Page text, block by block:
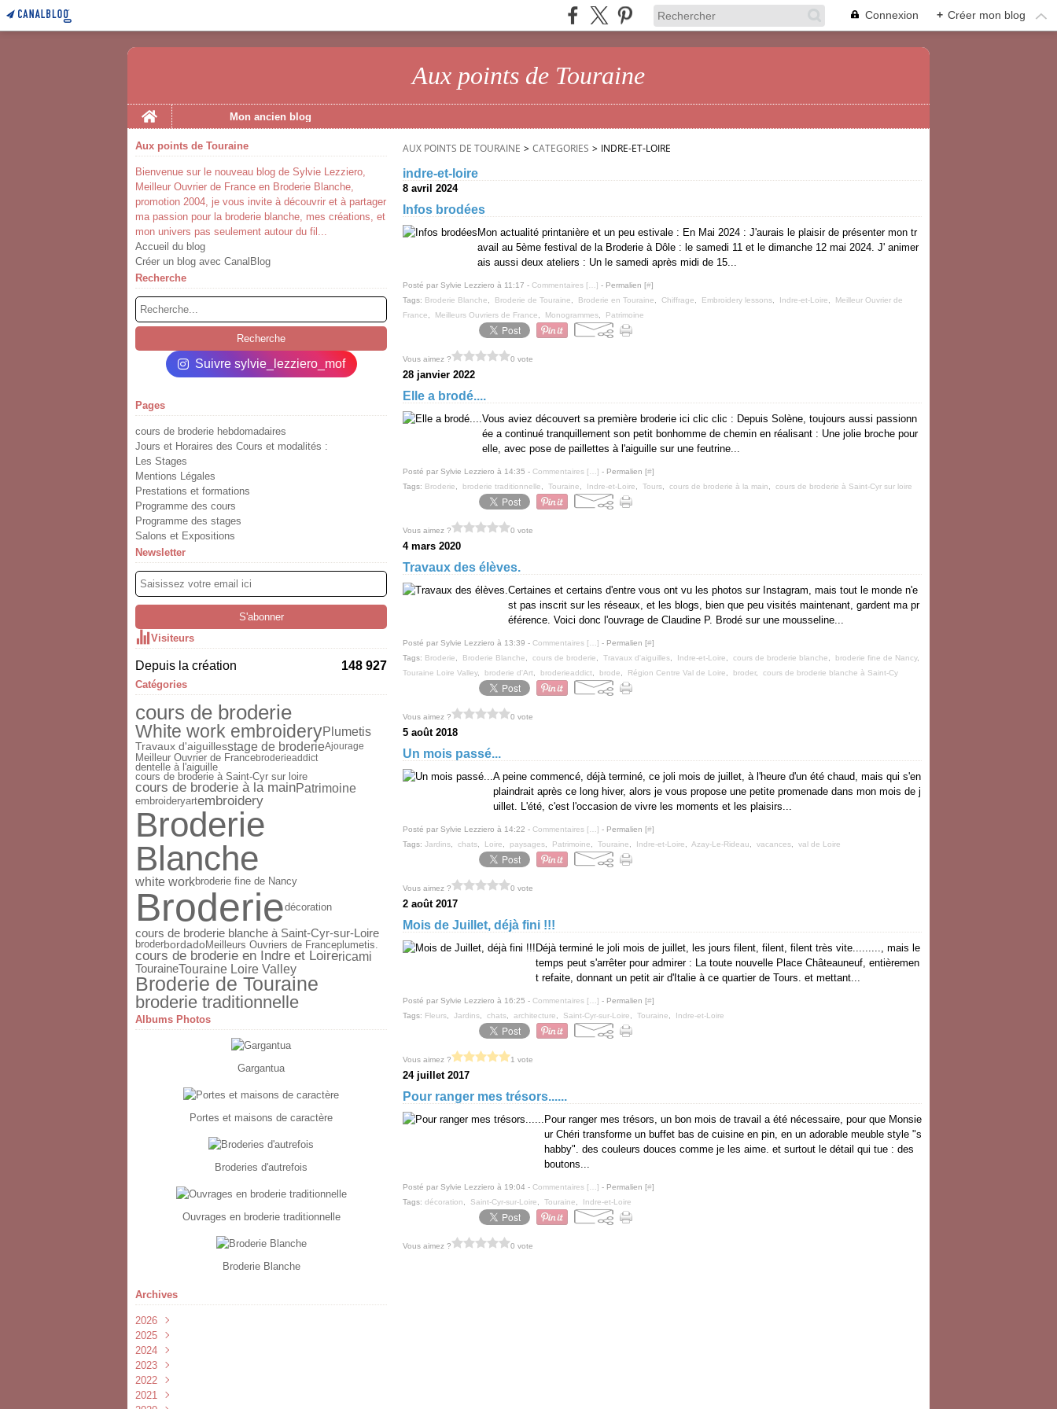
Connexion + Créer mon blog
Aux points de Touraine
Home
Mon ancien blog
Aux points de Touraine
Bienvenue sur le nouveau blog de Sylvie Lezziero,
Meilleur Ouvrier de France en Broderie Blanche,
promotion 2004, je vous invite à découvrir et à partager
ma passion pour la broderie blanche, mes créations, et
mon univers pas seulement autour du fil...
Accueil du blog
Créer un blog avec CanalBlog
Recherche
Suivre sylvie_lezziero_mof
Pages
cours de broderie hebdomadaires
Jours et Horaires des Cours et modalités :
Les Stages
Mentions Légales
Prestations et formations
Programme des cours
Programme des stages
Salons et Expositions
Newsletter
Visiteurs
Depuis la création 148 927
Catégories
cours de broderie
White work embroideryPlumetis
Travaux d'aiguillesstage de broderieAjourage
Meilleur Ouvrier de Francebroderieaddict
dentelle à l'aiguille
cours de broderie à Saint-Cyr sur loire
cours de broderie à la mainPatrimoine
embroideryartembroidery
Broderie
Blanche
white workbroderie fine de Nancy
Broderiedécoration
cours de broderie blanche à Saint-Cyr-sur-Loire
broderbordadoMeilleurs Ouvriers de Franceplumetis.
cours de broderie en Indre et Loirericami
TouraineTouraine Loire Valley
Broderie de Touraine
broderie traditionnelle
Albums Photos
Gargantua
Portes et maisons de caractère
Broderies d'autrefois
Ouvrages en broderie traditionnelle
Broderie Blanche
Archives
2026
Février
Janvier
2025
Février
2024
Novembre
Septembre
Avril
2023
Juillet
Juin
2022
Novembre
2021
AUX POINTS DE TOURAINE > CATEGORIES > INDRE-ET-LOIRE
indre-et-loire
8 avril 2024
Infos brodées
Mon actualité printanière et un peu estivale : En Mai 2024 : J'aurais le plaisir de présenter mon tr
avail au 5ème festival de la Broderie à Dôle : le samedi 11 et le dimanche 12 mai 2024. J' animer
ais aussi deux ateliers : Un le samedi après midi de 15...
Posté par Sylvie Lezziero à 11:17 - Commentaires [ ] - Permalien [#]
Tags: Broderie Blanche Broderie de Touraine Broderie en Touraine Chiffrage Embroidery lessons Indre-et-Loire
Meilleur Ouvrier de
France
Meilleurs Ouvriers de France Monogrammes Patrimoine
Vous aimez ? 0 vote
28 janvier 2022
Elle a brodé....
Vous aviez découvert sa première broderie ici clic clic : Depuis Solène, toujours aussi passionn
ée a continué tranquillement son petit bonhomme de chemin en réalisant : Une jolie broche pour
elle, avec pose de paillettes à l'aiguille sur une feutrine...
Posté par Sylvie Lezziero à 14:35 - Commentaires [ ] - Permalien [#]
Tags: Broderie broderie traditionnelle Touraine Indre-et-Loire Tours cours de broderie à la main cours de broderie à Saint-Cyr sur loire
Vous aimez ? 0 vote
4 mars 2020
Travaux des élèves.
Certaines et certains d'entre vous ont vu les photos sur Instagram, mais tout le monde n'e
st pas inscrit sur les réseaux, et les blogs, bien que peu visités maintenant, gardent ma pr
éférence. Voici donc l'ouvrage de Claudine P. Brodé sur une mousseline...
Posté par Sylvie Lezziero à 13:39 - Commentaires [ ] - Permalien [#]
Tags: Broderie Broderie Blanche cours de broderie Travaux d'aiguilles Indre-et-Loire cours de broderie blanche broderie fine de Nancy,
Touraine Loire Valley, broderie d'Art broderieaddict brode Région Centre Val de Loire broder, cours de broderie blanche à Saint-Cy
Vous aimez ? 0 vote
5 août 2018
Un mois passé...
A peine commencé, déjà terminé, ce joli mois de juillet, à l'heure d'un été chaud, mais qui s'en
plaindrait après ce long hiver, alors je vous propose une petite promenade dans mon mois de j
uillet. L'été, c'est l'occasion de vivre les moments et les plaisirs...
Posté par Sylvie Lezziero à 14:22 - Commentaires [ ] - Permalien [#]
Tags: Jardins chats Loire paysages Patrimoine Touraine Indre-et-Loire Azay-Le-Rideau vacances val de Loire
Vous aimez ? 0 vote
2 août 2017
Mois de Juillet, déjà fini !!!
Déjà terminé le joli mois de juillet, les jours filent, filent, filent très vite........., mais le
temps peut s'arrêter pour admirer : La toute nouvelle Place Châteauneuf, entièremen
t refaite, donnant un petit air d'Italie à ce quartier de Tours. et mettant...
Posté par Sylvie Lezziero à 16:25 - Commentaires [ ] - Permalien [#]
Tags: Fleurs Jardins chats architecture Saint-Cyr-sur-Loire Touraine Indre-et-Loire
Vous aimez ? 1 vote
24 juillet 2017
Pour ranger mes trésors......
Pour ranger mes trésors, un bon mois de travail a été nécessaire, pour que Monsie
ur Chéri transforme un buffet bas de cuisine en pin, en un adorable meuble style "s
habby". des couleurs douces comme je les aime. et surtout le détail qui tue : des
boutons...
Posté par Sylvie Lezziero à 19:04 - Commentaires [ ] - Permalien [#]
Tags: décoration Saint-Cyr-sur-Loire Touraine Indre-et-Loire
Vous aimez ? 0 vote